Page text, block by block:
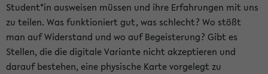
Student*in ausweisen müssen und ihre Erfahrungen mit uns
zu teilen. Was funktioniert gut, was schlecht? Wo stößt
man auf Widerstand und wo auf Begeisterung? Gibt es
Stellen, die die digitale Variante nicht akzeptieren und
darauf bestehen, eine physische Karte vorgelegt zu